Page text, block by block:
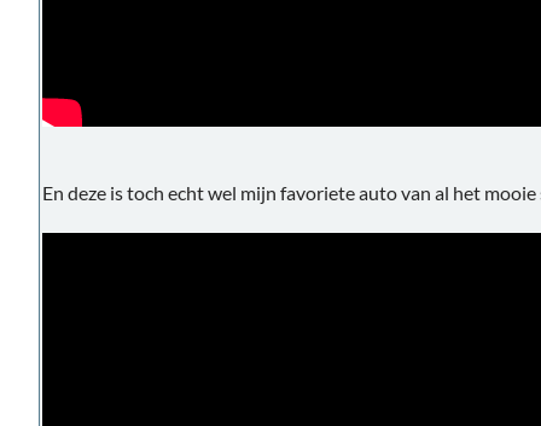
En deze is toch echt wel mijn favoriete auto van al het